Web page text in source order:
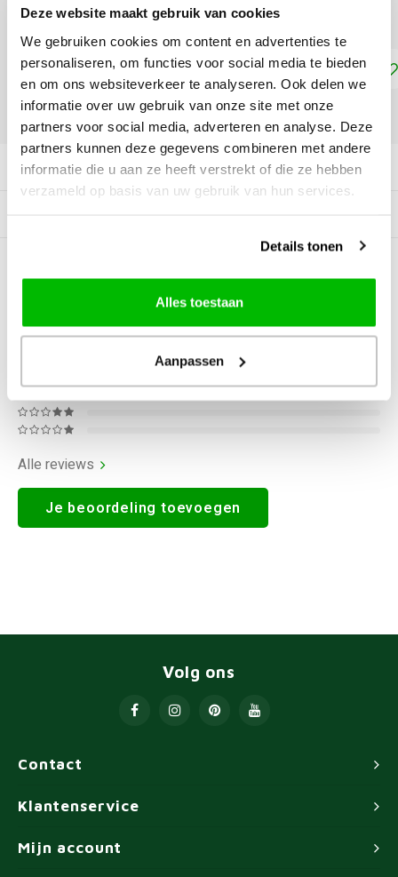
Deze website maakt gebruik van cookies
We gebruiken cookies om content en advertenties te
personaliseren, om functies voor social media te bieden
en om ons websiteverkeer te analyseren. Ook delen we
informatie over uw gebruik van onze site met onze
partners voor social media, adverteren en analyse. Deze
partners kunnen deze gegevens combineren met andere
informatie die u aan ze heeft verstrekt of die ze hebben
verzameld op basis van uw gebruik van hun services.
Details tonen
Alles toestaan
Aanpassen
meer
Toevoegen aan winkelwagen
Productomschrijving
0Reviews
Alle reviews
Je beoordeling toevoegen
Contact
Volg ons
Klantenservice
Mijn account